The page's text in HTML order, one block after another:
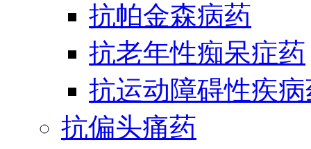
抗帕金森病药
抗老年性痴呆症药
抗运动障碍性疾
抗偏头痛药